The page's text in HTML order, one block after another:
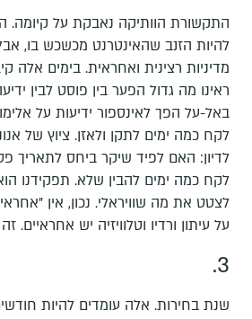
התקשורת הוותיקה נאבקת על קיומה.
להיות הזנב שהאינטרנט מכשכש בו,
מדיניות רצינית ואחראית. בימים אלה
ראינו מה גדול הפער בין פוסט לבין
באל-על הפך לאינספור ידיעות על
לקח כמה ימים לתקן ולאזן. ציוץ של
לדיון: האם לפיד שיקר ביחס לתאריך
לקח כמה ימים להבין שלא. תפקידנו
לצטט את מה שוויראלי. נכון, אין
על עיתון ורדיו וטלוויזיה יש אחראיים.
3.
שנת בחירות. אלה עומדים להיות